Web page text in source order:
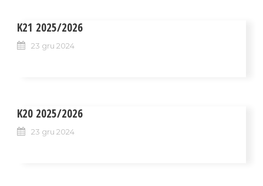
K21 2025/2026
23 gru 2024
K20 2025/2026
23 gru 2024